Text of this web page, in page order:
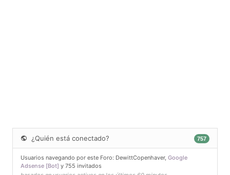
¿Quién está conectado? 757
Usuarios navegando por este Foro: DewittCopenhaver, Google
Adsense [Bot] y 755 invitados